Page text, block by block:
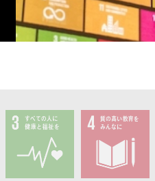
3.保健 4.教育